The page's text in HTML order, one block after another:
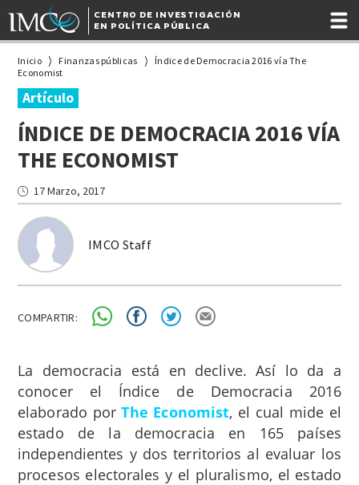
CENTRO DE INVESTIGACIÓN
EN POLÍTICA PÚBLICA
Inicio Finanzas públicas
Índice de Democracia 2016 vía The
Economist
Artículo
ÍNDICE DE DEMOCRACIA 2016 VÍA
THE ECONOMIST
IMCO Staff
17 Marzo, 2017
COMPARTIR:
La democracia está en declive. Así lo da a
conocer el Índice de Democracia 2016
elaborado porThe Economist, el cual mide el
estado de la democracia en 165 países
independientes y dos territorios al evaluar los
procesos electorales y el pluralismo, el estado